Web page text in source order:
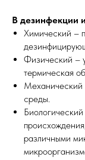
В дезинфекции
Химический –
Физический –
термическая
Механический
среды.
различными